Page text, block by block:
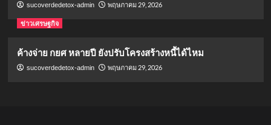
sucoverdedetox-admin พฤษภาคม 29, 2026
ข่าวเศรษฐกิจ
ค้างจ่าย กยศ หลายปี ยังปรับโครงสร้างหนี้ได้ไหม
sucoverdedetox-admin พฤษภาคม 29, 2026